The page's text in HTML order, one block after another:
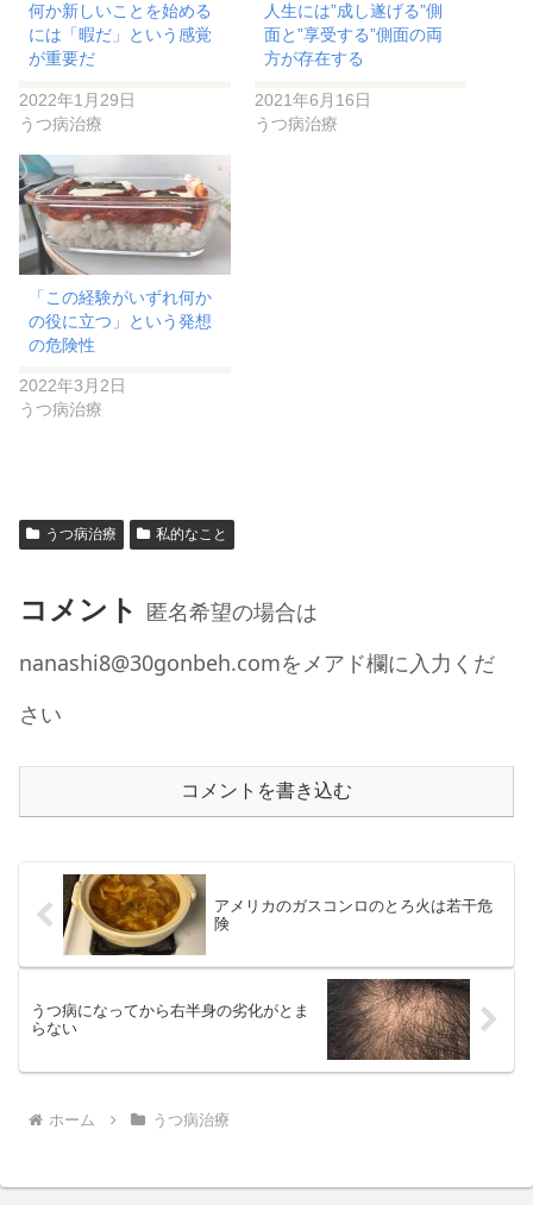
何か新しいことを始める
には「暇だ」という感覚
が重要だ
2022年1月29日
うつ病治療
人生には”成し遂げる”側
面と”享受する”側面の両
方が存在する
2021年6月16日
うつ病治療
「この経験がいずれ何か
の役に立つ」という発想
の危険性
2022年3月2日
うつ病治療
うつ病治療 私的なこと
コメント 匿名希望の場合は
nanashi8@30gonbeh.comをメアド欄に入力くだ
さい
コメントを書き込む
アメリカのガスコンロのとろ火は若干危
険
うつ病になってから右半身の劣化がとま
らない
ホーム うつ病治療